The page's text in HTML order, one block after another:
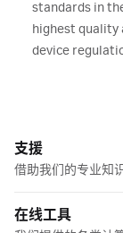
standards in
highest quality
device
支援
借助我们的专业知
在线工具